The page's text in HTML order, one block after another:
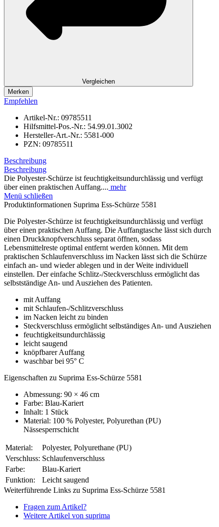
Vergleichen
Merken
Empfehlen
Artikel-Nr.: 09785511
Hilfsmittel-Pos.-Nr.: 54.99.01.3002
Hersteller-Art.-Nr.: 5581-000
PZN: 09785511
Beschreibung
Beschreibung
Die Polyester-Schürze ist feuchtigkeitsundurchlässig und verfügt
über einen praktischen Auffang.... mehr
Menü schließen
Produktinformationen Suprima Ess-Schürze 5581
Die Polyester-Schürze ist feuchtigkeitsundurchlässig und verfügt
über einen praktischen Auffang. Die Auffangtasche lässt sich durch
einen Druckknopfverschluss separat öffnen, sodass
Lebensmittelreste optimal entfernt werden können. Mit dem
praktischen Schlaufenverschluss im Nacken lässt sich die Schürze
einfach an- und wieder ablegen und in der Weite individuell
einstellen. Der einfache Schlitz-/Steckverschluss ermöglicht das
selbstständige An- und Ausziehen des Patienten.
mit Auffang
mit Schlaufen-/Schlitzverschluss
im Nacken leicht zu binden
Steckverschluss ermöglicht selbständiges An- und Ausziehen
feuchtigkeitsundurchlässig
leicht saugend
knöpfbarer Auffang
waschbar bei 95° C
Eigenschaften zu Suprima Ess-Schürze 5581
Abmessung: 90 × 46 cm
Farbe: Blau-Kariert
Inhalt: 1 Stück
Material: 100 % Polyester, Polyurethan (PU)
Nässesperrschicht
Material:
Polyester, Polyurethane (PU)
Verschluss: Schlaufenverschluss
Farbe:
Blau-Kariert
Funktion:
Leicht saugend
Weiterführende Links zu Suprima Ess-Schürze 5581
Fragen zum Artikel?
Weitere Artikel von suprima